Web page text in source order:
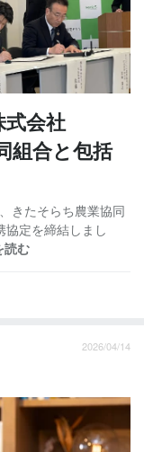
会社
組合と包括
きたそらち農業協同
定を締結しまし
読む
2026/04/14